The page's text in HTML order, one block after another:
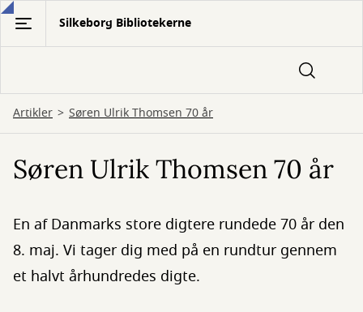
Gå
hovedindhold
Silkeborg Bibliotekerne
Artikler Søren Ulrik Thomsen 70 år
Søren Ulrik Thomsen 70 år
En af Danmarks store digtere rundede 70 år den
8. maj. Vi tager dig med på en rundtur gennem
et halvt århundredes digte.